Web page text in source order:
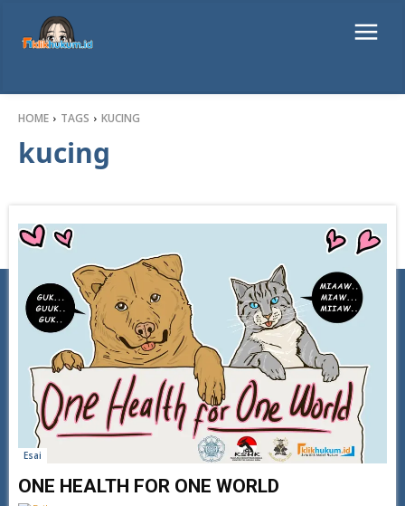
HOME TAGS KUCING
kucing
Esai
ONE HEALTH FOR ONE WORLD